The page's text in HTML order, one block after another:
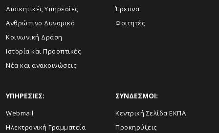
Διοικητικές Υπηρεσίες
Ανθρώπινο Δυναμικό
Κοινωνική Δράση
Ιστορία και Προοπτικές
Νέα και ανακοινώσεις
Έρευνα
Φοιτητές
ΥΠΗΡΕΣΙΕΣ:
Webmail
Ηλεκτρονική Γραμματεία
ΣΥΝΔΕΣΜΟΙ:
Κεντρική Σελίδα ΕΚΠΑ
Προκηρύξεις